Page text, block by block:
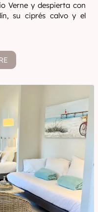
Verne y despierta con
su ciprés calvo y el